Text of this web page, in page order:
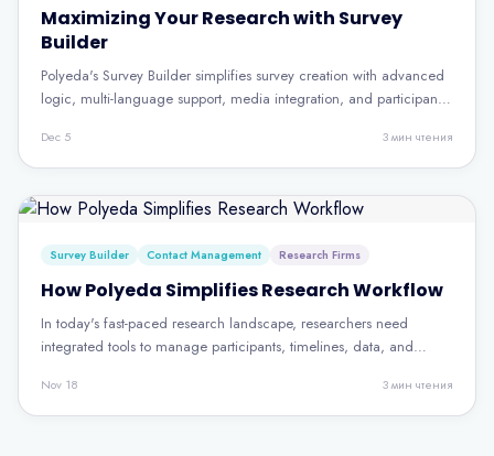
Maximizing Your Research with Survey
Builder
Polyeda's Survey Builder simplifies survey creation with advanced
logic, multi-language support, media integration, and participant
quality.
Dec 5 3мин чтения
Survey Builder Contact Management Research Firms
How Polyeda Simplifies Research Workflow
In today's fast-paced research landscape, researchers need
integrated tools to manage participants, timelines, data, and
Nov 18 3мин чтения